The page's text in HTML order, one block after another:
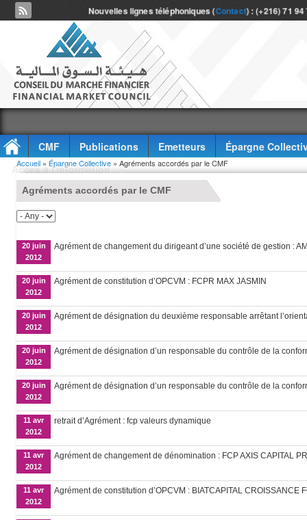
Nouvelles lignes téléphoniques (Contact) : (+216) 71
CMF Publications Emetteurs
Épargne
Accès à l'information
Vous êtes ici
Accueil » Épargne Collective » Agréments accordés par le CMF
Agréments accordés par le CMF
20 juin
2012
Agrément de changement du dirigeant d’une société de gestion :
20 juin
2012
Agrément de constitution d’OPCVM : FCPR MAX JASMIN
20 juin
2012
Agrément de désignation du deuxième responsable arrêtant
20 juin
2012
Agrément de désignation d’un responsable du contrôle de la
20 juin
2012
Agrément de désignation d’un responsable du contrôle de la
11 avr
2012
retrait d’Agrément : fcp valeurs dynamique
11 avr
2012
Agrément de changement de dénomination : FCP AXIS CAPITAL
11 avr
2012
Agrément de constitution d’OPCVM : BIATCAPITAL CROISSANCE